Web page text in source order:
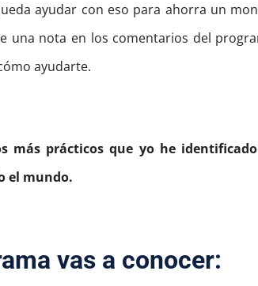
ayudar con eso para ahorra un
una nota en los comentarios del
ayudarte.
más prácticos que yo he
el mundo.
vas a conocer: